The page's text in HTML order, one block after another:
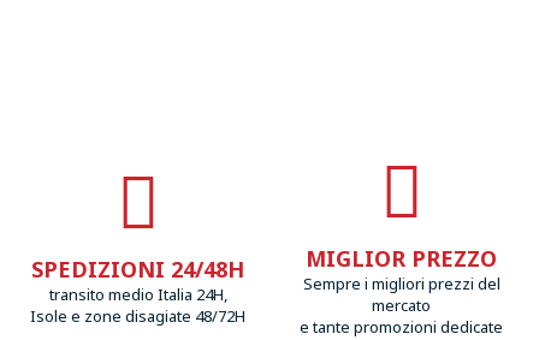
SPEDIZIONI 24/48H
transito medio Italia 24H,
Isole e zone disagiate 48/72H
MIGLIOR PREZZO
Sempre i migliori prezzi del
mercato
e tante promozioni dedicate